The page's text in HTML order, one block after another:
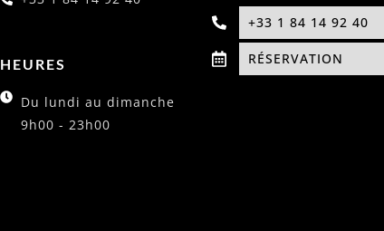
HEURES
Du lundi au dimanche
9h00 - 23h00
+33 1 84 14 92 40
RÉSERVATION